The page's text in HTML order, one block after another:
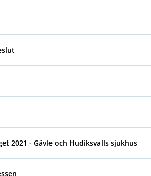
2021 - Gävle och Hudiksvalls sjukhus